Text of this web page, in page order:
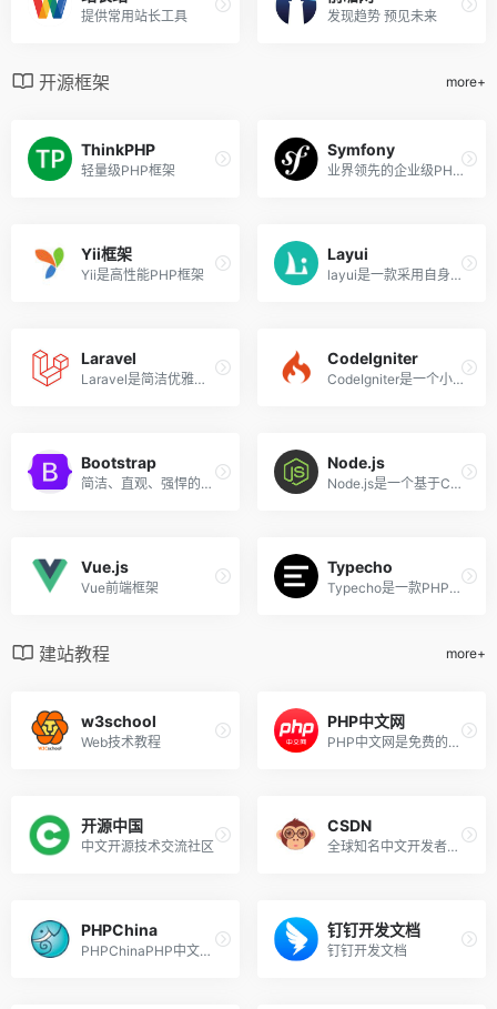
提供常用站长工具 发现趋势 预见未来
开源框架 more+
ThinkPHP
轻量级PHP框架
Symfony
业界领先的企业级PHP框架
Yii框架
Yii是高性能PHP框架
Layui
layui是一款采用自身模块规范编写的情怀级前端UI框架
Laravel
Laravel是简洁优雅的PHP开发框架
CodeIgniter
CodeIgniter是一个小巧但功能强大的PHP框架，作为一个简单而“优雅”的工具包，它可以为开发者们建立功能完善的Web应用程序
Bootstrap
简洁、直观、强悍的前端开发框架，让web开发更迅速、简单
Node.js
Node.js是一个基于Chrome V8引擎的JavaScript运行环境
Vue.js
Vue前端框架
Typecho
Typecho是一款PHP开发的博客程序
建站教程 more+
w3school
Web技术教程
PHP中文网
PHP中文网是免费的PHP在线学习交流公益平台
开源中国
中文开源技术交流社区
CSDN
全球知名中文开发者网站
PHPChina
PHPChinaPHP中文社区
钉钉开发文档
钉钉开发文档